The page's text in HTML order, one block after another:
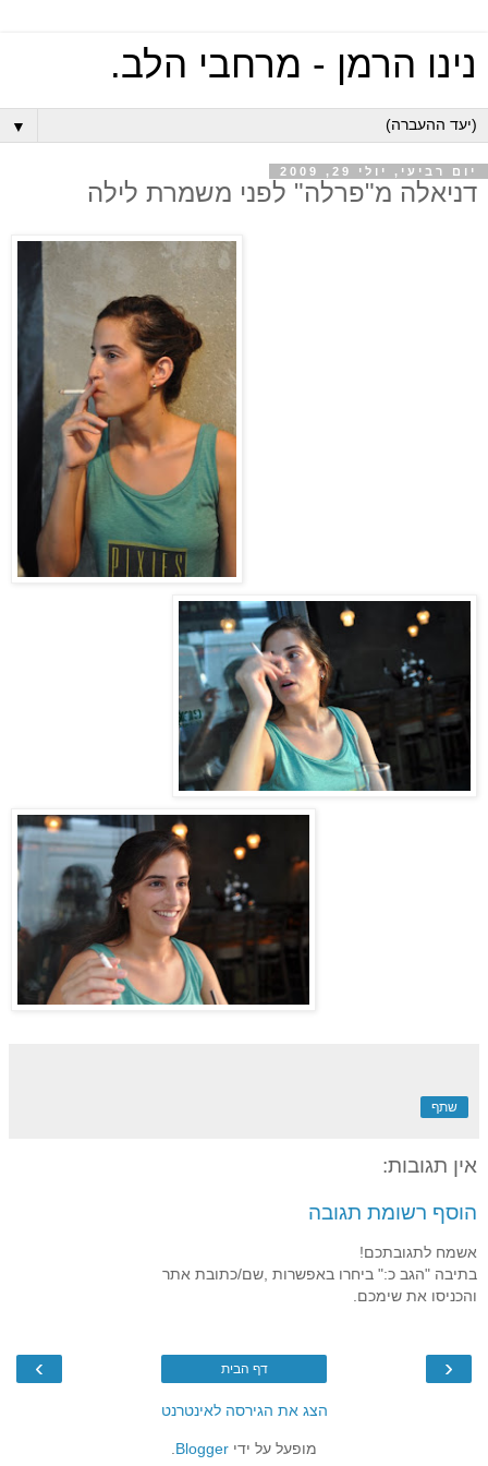
נינו הרמן - מרחבי הלב.
▼
יום רביעי, יולי 29, 2009
דניאלה מ"פרלה" לפני משמרת לילה
שתף
אין תגובות:
הוסף רשומת תגובה
אשמח לתגובתכם!
בתיבה "הגב כ:" ביחרו באפשרות ,שם/כתובת אתר
והכניסו את שימכם.
‹
› דף הבית
הצג את הגירסה לאינטרנט
מופעל על ידי Blogger